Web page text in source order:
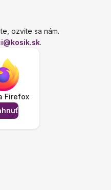
ozvite sa nám.
.
Firefox